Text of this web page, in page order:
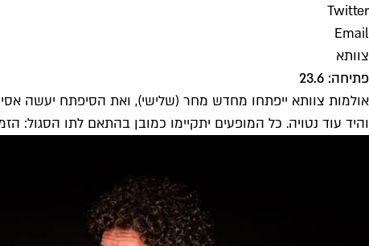
Twitter
Email
צוותא
פתיחה: 23.6
אולמות צוותא ייפתחו מחדש מחר (שלישי), ואת הסיפתח יעשה
והיד עוד נטויה. כל המופעים יתקיימו כמובן בהתאם לתו